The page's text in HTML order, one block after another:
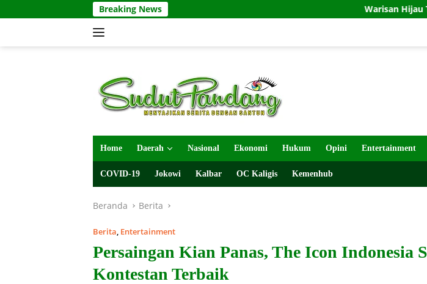
ke
Breaking News Warisan Hijau TMMD 129
Home Daerah Nasional Ekonomi Hukum Opini Entertainment
COVID-19 Jokowi Kalbar OC Kaligis Kemenhub
Beranda Berita
Berita, Entertainment
Persaingan Kian Panas, The Icon Indonesia
Kontestan Terbaik